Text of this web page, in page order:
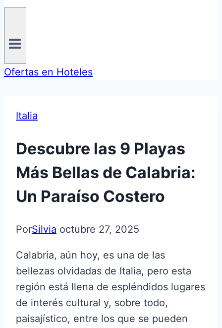
Ofertas en Hoteles
Italia
Descubre las 9 Playas
Más Bellas de Calabria:
Un Paraíso Costero
PorSilvia octubre 27, 2025
Calabria, aún hoy, es una de las
bellezas olvidadas de Italia, pero esta
región está llena de espléndidos lugares
de interés cultural y, sobre todo,
paisajístico, entre los que se pueden